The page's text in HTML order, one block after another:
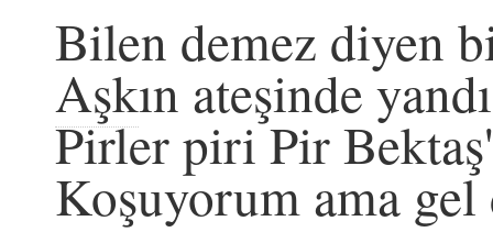
Bilen demez diyen
Aşkın ateşinde
Pirler piri Pir
Koşuyorum ama gel